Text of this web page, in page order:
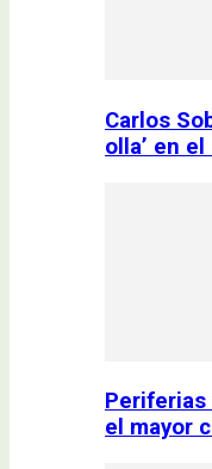
Carlos
olla’ en
Periferias
el mayor